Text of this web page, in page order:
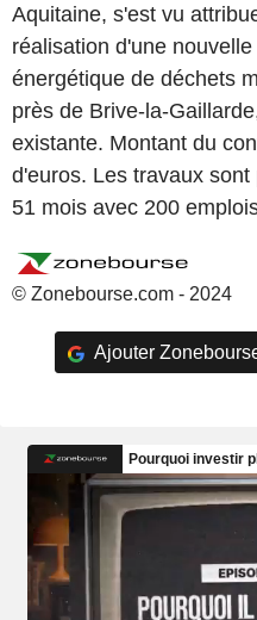
Aquitaine, s'est vu
réalisation d'une
énergétique de déchets
près de Brive-la-
existante. Montant du
d'euros. Les travaux
51 mois avec 200
© Zonebourse.com - 2024
Ajouter